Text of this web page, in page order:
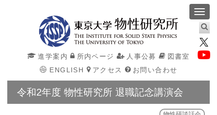
進学案内 所内ページ 人事公募
図書室
ENGLISH
アクセス お問い合わせ
令和2年度 物性研究所 退職記念講演会